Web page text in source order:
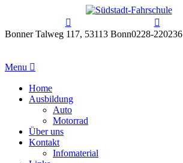
Bonner Talweg 117, 53113 Bonn0228-220236
Menu
Home
Ausbildung
Auto
Motorrad
Über uns
Kontakt
Infomaterial